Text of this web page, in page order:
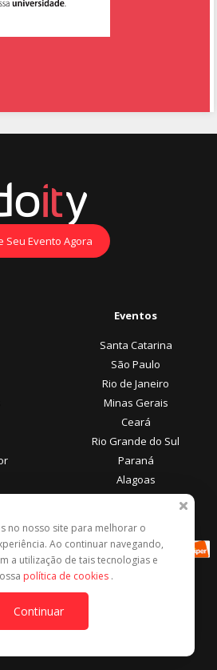
Seu Evento Agora
Eventos
Santa Catarina
São Paulo
Rio de Janeiro
Minas Gerais
Ceará
Rio Grande do Sul
Paraná
Alagoas
Formas de Pagamento
no nosso site para melhorar o
Ao continuar navegando,
a utilização de tais tecnologias e
política de cookies .
Continuar